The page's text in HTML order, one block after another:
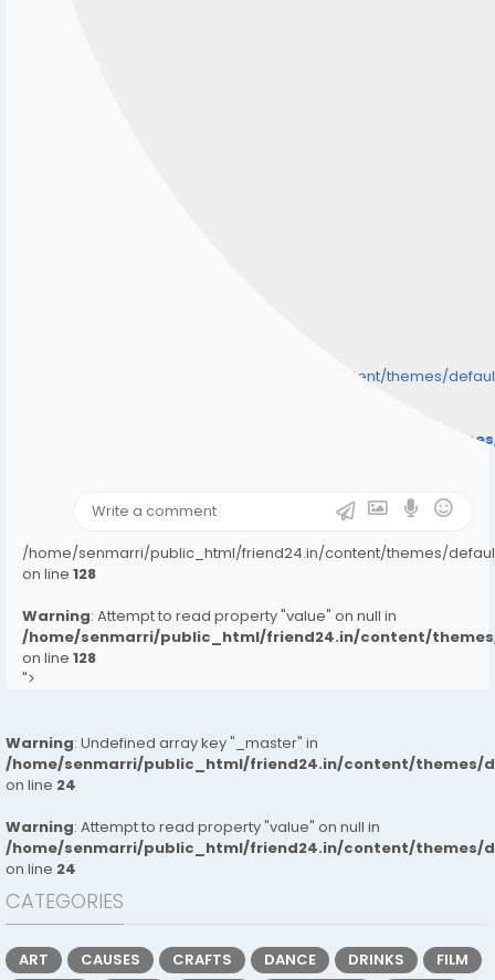
/home/senmarri/public_html/friend24.in/content/themes/
/home/senmarri/public_html/friend24.in/content/
/home/senmarri/public_html/friend24.in/content/themes/
on line 128
Warning: Attempt to read property "value" on null in
/home/senmarri/public_html/friend24.in/content/
on line 128
">
Warning: Undefined array key "_master" in
/home/senmarri/public_html/friend24.in/content/themes/
on line 24
Warning: Attempt to read property "value" on null in
/home/senmarri/public_html/friend24.in/content/themes/
on line 24
CATEGORIES
ART CAUSES CRAFTS DANCE DRINKS
FILM